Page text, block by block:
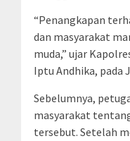
“Penangkapan
dan masyarakat
muda,” ujar
Iptu Andhika, pada
Sebelumnya,
masyarakat
tersebut. Setelah